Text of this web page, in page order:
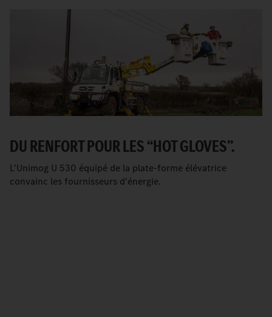
DU RENFORT POUR LES “HOT GLOVES”.
L'Unimog U 530 équipé de la plate-forme élévatrice
convainc les fournisseurs d'énergie.